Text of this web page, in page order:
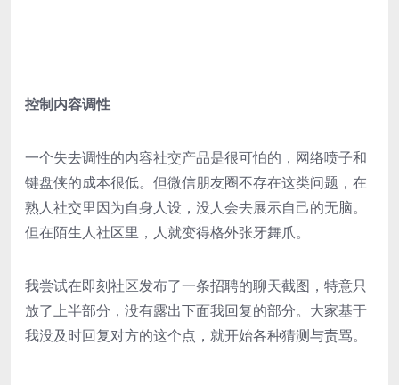
控制内容调性
一个失去调性的内容社交产品是很可怕的，网络喷子和
键盘侠的成本很低。但微信朋友圈不存在这类问题，在
熟人社交里因为自身人设，没人会去展示自己的无脑。
但在陌生人社区里，人就变得格外张牙舞爪。
我尝试在即刻社区发布了一条招聘的聊天截图，特意只
放了上半部分，没有露出下面我回复的部分。大家基于
我没及时回复对方的这个点，就开始各种猜测与责骂。